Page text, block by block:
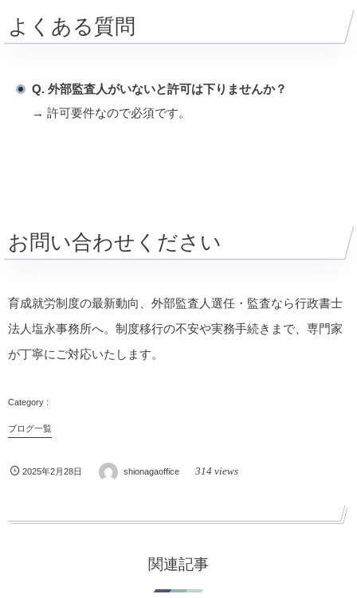
よくある質問
Q. 外部監査人がいないと許可は下りませんか？
→ 許可要件なので必須です。
お問い合わせください
育成就労制度の最新動向、外部監査人選任・監査なら行政書士
法人塩永事務所へ。制度移行の不安や実務手続きまで、専門家
が丁寧にご対応いたします。
ブログ一覧
2025年2月28日 shionagaoffice 314 views
関連記事